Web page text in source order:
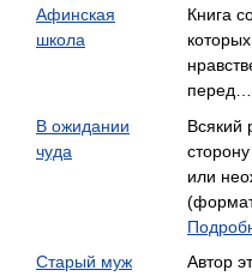
Афинская
школа
Книга
В ожидании
чуда
Всякий
или
Старый муж
Автор